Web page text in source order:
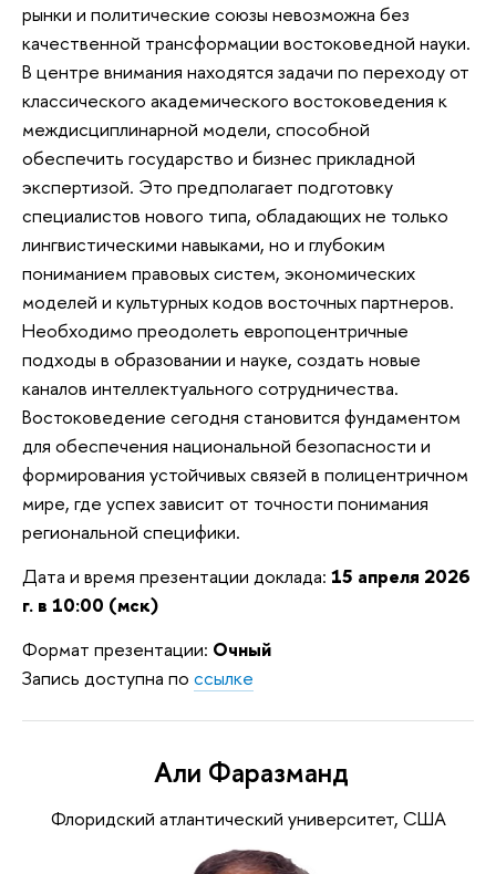
рынки и политические союзы невозможна без
качественной трансформации востоковедной науки.
В центре внимания находятся задачи по переходу от
классического академического востоковедения к
междисциплинарной модели, способной
обеспечить государство и бизнес прикладной
экспертизой. Это предполагает подготовку
специалистов нового типа, обладающих не только
лингвистическими навыками, но и глубоким
пониманием правовых систем, экономических
моделей и культурных кодов восточных партнеров.
Необходимо преодолеть европоцентричные
подходы в образовании и науке, создать новые
каналов интеллектуального сотрудничества.
Востоковедение сегодня становится фундаментом
для обеспечения национальной безопасности и
формирования устойчивых связей в полицентричном
мире, где успех зависит от точности понимания
региональной специфики.
Дата и время презентации доклада: 15 апреля 2026
г. в 10:00 (мск)
Формат презентации: Очный
Запись доступна по ссылке
Али Фаразманд
Флоридский атлантический университет, США